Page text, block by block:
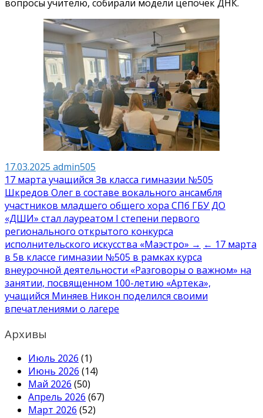
вопросы учителю, собирали модели цепочек ДНК.
17.03.2025 admin505
Навигация
по
записям
17 марта учащийся 3в класса гимназии №505
Шкредов Олег в составе вокального ансамбля
участников младшего общего хора СПб ГБУ ДО
«ДШИ» стал лауреатом I степени первого
регионального открытого конкурса
исполнительского искусства «Маэстро» → ← 17 марта
в 5в классе гимназии №505 в рамках курса
внеурочной деятельности «Разговоры о важном» на
занятии, посвященном 100-летию «Артека»,
учащийся Миняев Никон поделился своими
впечатлениями о лагере
Архивы
Июль 2026 (1)
Июнь 2026 (14)
Май 2026 (50)
Апрель 2026 (67)
Март 2026 (52)